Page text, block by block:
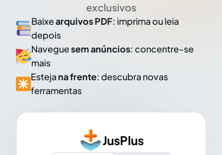
exclusivos
Baixearquivos PDF: imprima ou leia
depois
Naveguesem anúncios: concentre-se
mais
Esteja na frente: descubra novas
ferramentas
JusPlus